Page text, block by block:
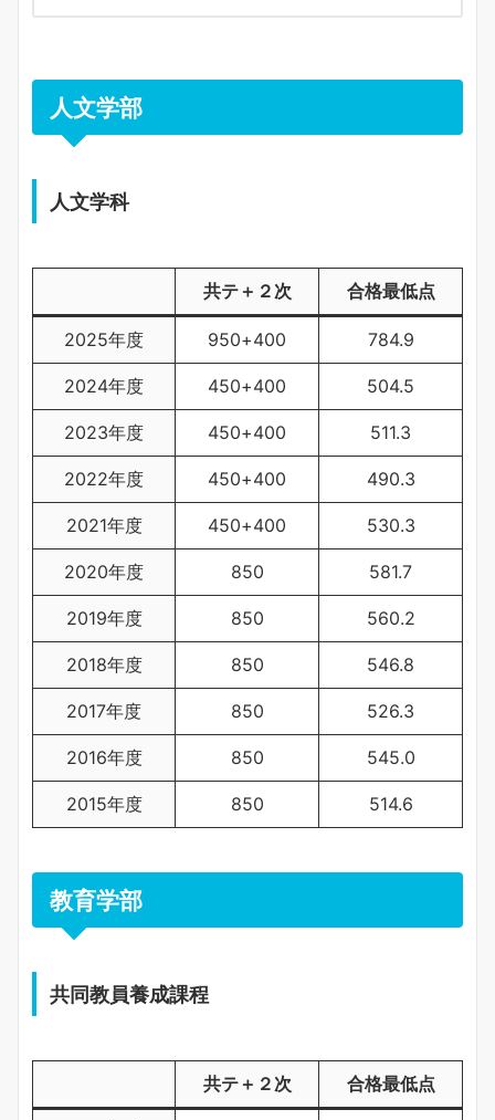
人文学部
人文学科
共テ＋２次 合格最低点
2025年度 950+400 784.9
2024年度 450+400 504.5
2023年度 450+400 511.3
2022年度 450+400 490.3
2021年度 450+400 530.3
2020年度 850 581.7
2019年度 850 560.2
2018年度 850 546.8
2017年度 850 526.3
2016年度 850 545.0
2015年度 850 514.6
教育学部
共同教員養成課程
共テ＋２次 合格最低点